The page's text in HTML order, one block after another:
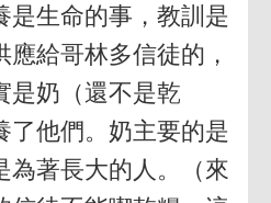
是生命的事，教訓是
給哥林多信徒的，
是奶（還不是乾
了他們。奶主要的是
為著長大的人。（來